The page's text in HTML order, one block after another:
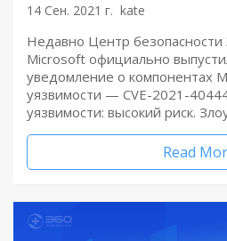
14 Сен. 2021 г. kate
Недавно Центр безопасности
Microsoft официально
уведомление о компонентах
уязвимости — CVE-2021-
уязвимости: высокий риск.
Read